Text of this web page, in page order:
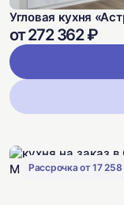
Угловая кухня
от 272 362 ₽
Рассрочка от 17